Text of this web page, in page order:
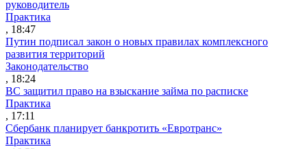
руководитель
Практика
, 18:47
Путин подписал закон о новых правилах комплексного
развития территорий
Законодательство
, 18:24
ВС защитил право на взыскание займа по расписке
Практика
, 17:11
Сбербанк планирует банкротить «Евротранс»
Практика